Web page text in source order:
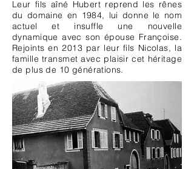
Leur fils aîné Hubert reprend les rênes
du domaine en 1984, lui donne le nom
actuel et insuffle une nouvelle
dynamique avec son épouse Françoise.
Rejoints en 2013 par leur fils Nicolas, la
famille transmet avec plaisir cet héritage
de plus de 10 générations.